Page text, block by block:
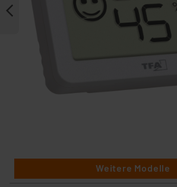
Weitere Modelle